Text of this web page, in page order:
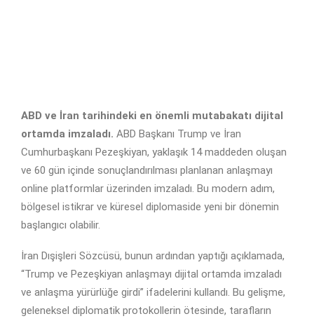
ABD ve İran tarihindeki en önemli mutabakatı dijital
ortamda imzaladı. ABD Başkanı Trump ve İran
Cumhurbaşkanı Pezeşkiyan, yaklaşık 14 maddeden oluşan
ve 60 gün içinde sonuçlandırılması planlanan anlaşmayı
online platformlar üzerinden imzaladı. Bu modern adım,
bölgesel istikrar ve küresel diplomaside yeni bir dönemin
başlangıcı olabilir.
İran Dışişleri Sözcüsü, bunun ardından yaptığı açıklamada,
“Trump ve Pezeşkiyan anlaşmayı dijital ortamda imzaladı
ve anlaşma yürürlüğe girdi” ifadelerini kullandı. Bu gelişme,
geleneksel diplomatik protokollerin ötesinde, tarafların